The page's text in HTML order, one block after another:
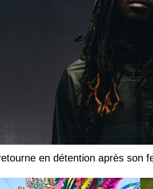
en détention après son